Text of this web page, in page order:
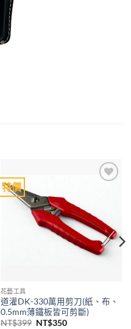
特價
花藝工具
道灌DK-330萬用剪刀(紙、布、
0.5mm薄鐵板皆可剪斷)
NT$399 原
NT$350目